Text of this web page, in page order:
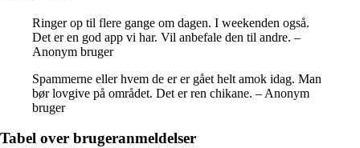
Ringer op til flere gange om dagen. I weekenden også.
Det er en god app vi har. Vil anbefale den til andre. –
Anonym bruger
Spammerne eller hvem de er er gået helt amok idag. Man
bør lovgive på området. Det er ren chikane. – Anonym
bruger
Tabel over brugeranmeldelser